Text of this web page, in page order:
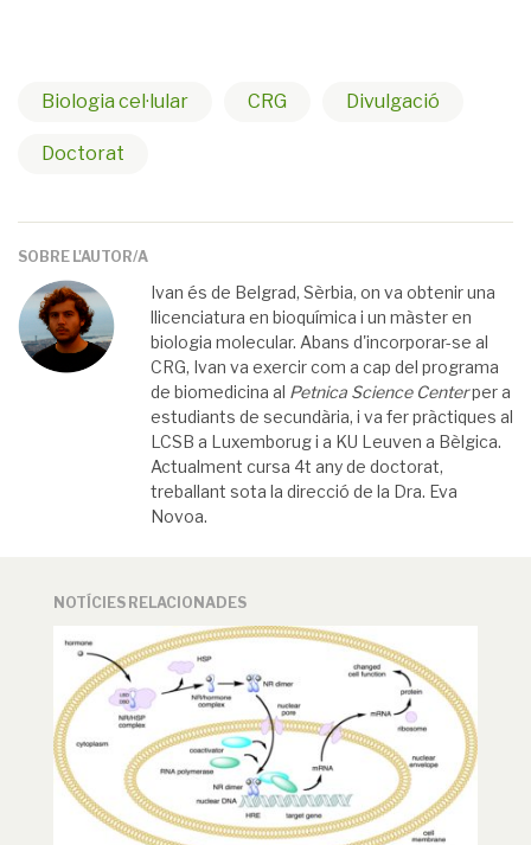
Biologia cel·lular CRG Divulgació
Doctorat
SOBRE L'AUTOR/A
Ivan és de Belgrad, Sèrbia, on va obtenir una
llicenciatura en bioquímica i un màster en
biologia molecular. Abans d'incorporar-se al
CRG, Ivan va exercir com a cap del programa
de biomedicina al Petnica Science Centerper a
estudiants de secundària, i va fer pràctiques al
LCSB a Luxemborug i a KU Leuven a Bèlgica.
Actualment cursa 4t any de doctorat,
treballant sota la direcció de la Dra. Eva
Novoa.
NOTÍCIES RELACIONADES